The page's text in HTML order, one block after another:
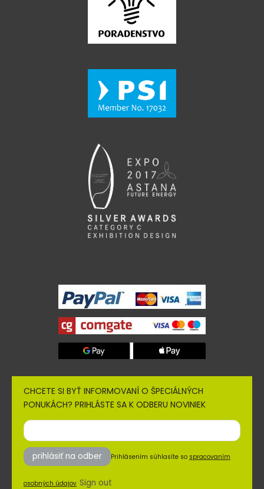
CHCETE SI BYŤ INFORMOVANÍ O ŠPECIÁLNÝCH
PONUKÁCH? PRIHLÁSTE SA K ODBERU NOVINIEK
prihlásiť na odber Prihlásením súhlasíte so spracovaním
osobných údajov Sign out